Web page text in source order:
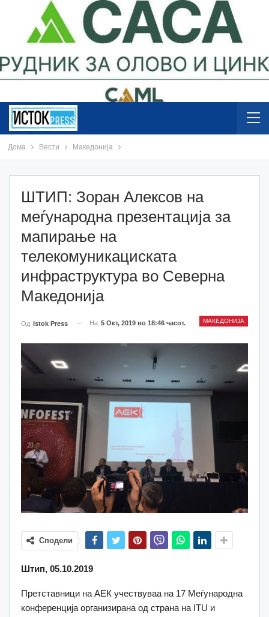
Дома Вести Македонија
ШТИП: Зоран Алексов на
меѓународна презентација за
мапирање на
телекомуникациската
инфраструктура во Северна
Македонија
МАКЕДОНИЈА
Од Istok Press На 5 Окт, 2019 во 18:46 часот.
Сподели
Штип, 05.10.2019
Претставници на АЕК учествуваа на 17 Меѓународна
конференција организирана од страна на ITU и